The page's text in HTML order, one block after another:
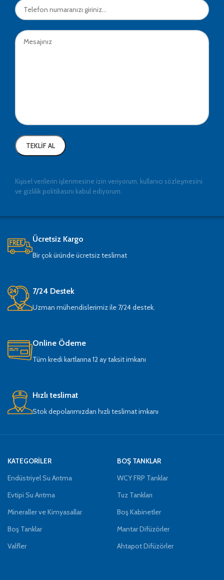
Kişisel verilerin işlenmesine izin veriyorum, kullanıcı sözleşmesini
ve gizlilik politikasını kabul ediyorum.
Ücretsiz Kargo
Bir çok üründe ücretsiz teslimat
7/24 Destek
Uzman mühendislerimiz ile 7/24 destek.
Online Ödeme
Tüm kredi kartlarına 12 ay taksit imkanı
Hızlı teslimat
Stok depolarımızdan hızlı teslimat imkanı
KATEGORİLER
Endüstriyel Su Arıtma
Evtipi Su Arıtma
Mineraller ve Kimyasallar
Boş Tanklar
Valfler
BOŞ TANKLAR
WCY FRP Tanklar
Tuz Tankları
Boş Kabinetler
Mantar Difüzörler
Ahtapot Difüzörler